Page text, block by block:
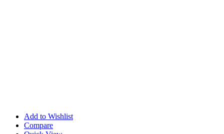
Add to Wishlist
Compare